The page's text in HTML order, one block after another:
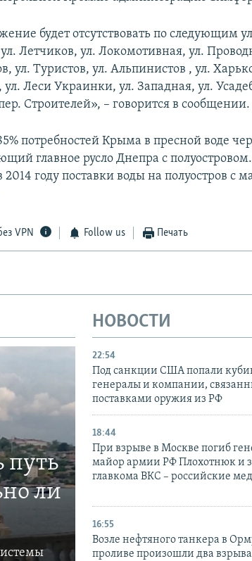
будет отсутствовать по следующим
Летчиков, ул. Локомотивная, ул.
ул. Туристов, ул. Альпинистов , ул.
Леси Украинки, ул. Западная, ул.
Строителей», – говорится в сообщении.
потребностей Крыма в пресной воде
главное русло Днепра с
году поставки воды на полуостров с
VPN Follow us Печать
путь
ли
НОВОСТИ
22:54
Под санкции США попали
генералы и компании,
поставками оружия из РФ
18:44
При взрыве в Москве погиб
майор армии РФ Плохотнюк и
главкома ВКС – российские
16:55
Возле нефтяного танкера в
проливе произошли два взрыва